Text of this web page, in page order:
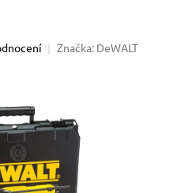
Značka: DeWALT